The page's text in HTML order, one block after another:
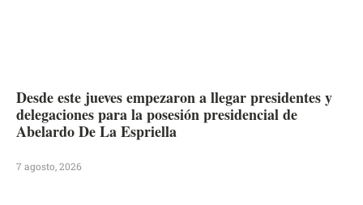
Desde este jueves empezaron a llegar presidentes y
delegaciones para la posesión presidencial de
Abelardo De La Espriella
7 agosto, 2026